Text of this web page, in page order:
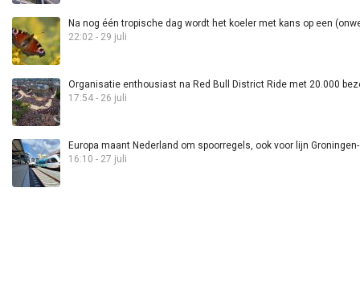
Na nog één tropische dag wordt het koeler met kans op een
22:02 - 29 juli
Organisatie enthousiast na Red Bull District Ride met 20.000
17:54 - 26 juli
Europa maant Nederland om spoorregels, ook voor lijn
16:10 - 27 juli